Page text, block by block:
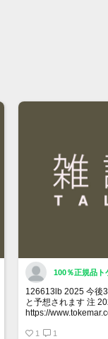
にご返答致します。
100％正規品ト
126613lb 2025 今後
と予想されます 注
https://
1 1